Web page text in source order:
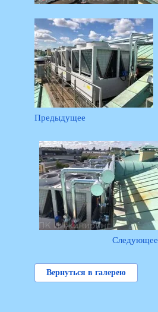
Предыдущее
Следующее
Вернуться в галерею